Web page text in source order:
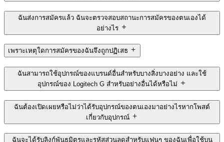
ฉันส่งการสมัครแล้ว ฉันจะตรวจสอบสถานะการสมัครของตนเองได้
อย่างไร
เพราะเหตุใดการสมัครของฉันจึงถูกปฏิเสธ
ฉันสามารถใช้อุปกรณ์ของแบรนด์อื่นสำหรับบางสิ่งบางอย่าง และใช้
อุปกรณ์ของ Logitech G สำหรับอย่างอื่นได้หรือไม่
ฉันต้องเปิดเผยหรือไม่ว่าได้รับอุปกรณ์ของตนเองมาอย่างไรหากโพสต์
เกี่ยวกับอุปกรณ์
ฉันจะได้รับลิงก์พันธมิตรและรหัสส่วนลดสำหรับแฟนๆ ของฉันเพื่อใช้บน